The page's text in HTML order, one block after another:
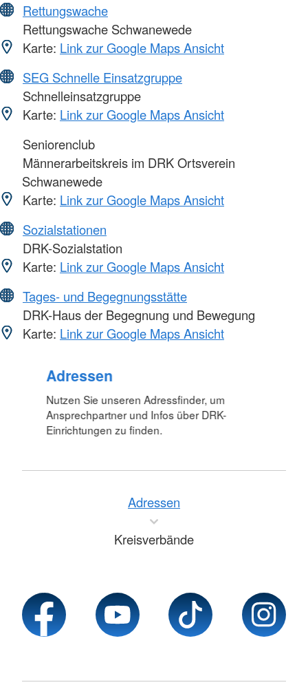
Rettungswache
Rettungswache Schwanewede
Karte: Link zur Google Maps Ansicht
SEG Schnelle Einsatzgruppe
Schnelleinsatzgruppe
Karte: Link zur Google Maps Ansicht
Seniorenclub
Männerarbeitskreis im DRK Ortsverein
Schwanewede
Karte: Link zur Google Maps Ansicht
Sozialstationen
DRK-Sozialstation
Karte: Link zur Google Maps Ansicht
Tages- und Begegnungsstätte
DRK-Haus der Begegnung und Bewegung
Karte: Link zur Google Maps Ansicht
Adressen
Nutzen Sie unseren Adressfinder, um
Ansprechpartner und Infos über DRK-
Einrichtungen zu finden.
Adressen
Kreisverbände